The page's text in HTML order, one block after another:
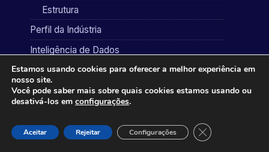
Estrutura
Perfil da Indústria
Inteligência de Dados
Soluções para a Indústria
Portifólio do Observatório
Notícias
Estamos usando cookies para oferecer a melhor experiência em
nosso site.
Você pode saber mais sobre quais cookies estamos usando ou
desativá-los em configurações.
Aceitar Rejeitar Configurações Close GDPR